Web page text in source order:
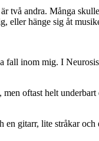
två andra. Många
eller hänge sig åt
fall inom mig. I
men oftast helt
gitarr, lite stråkar